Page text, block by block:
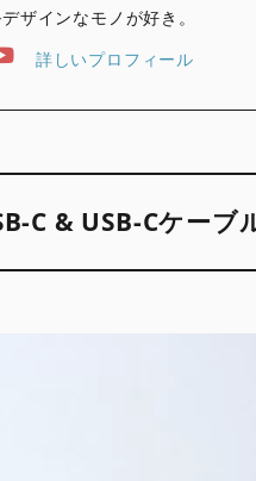
ザインなモノが好き。
詳しいプロフィール
C & USB-Cケーブ